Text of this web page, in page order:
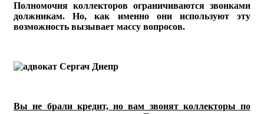
Полномочия коллекторов ограничиваются звонками
должникам. Но, как именно они используют эту
возможность вызывает массу вопросов.
Вы не брали кредит, но вам звонят коллекторы по